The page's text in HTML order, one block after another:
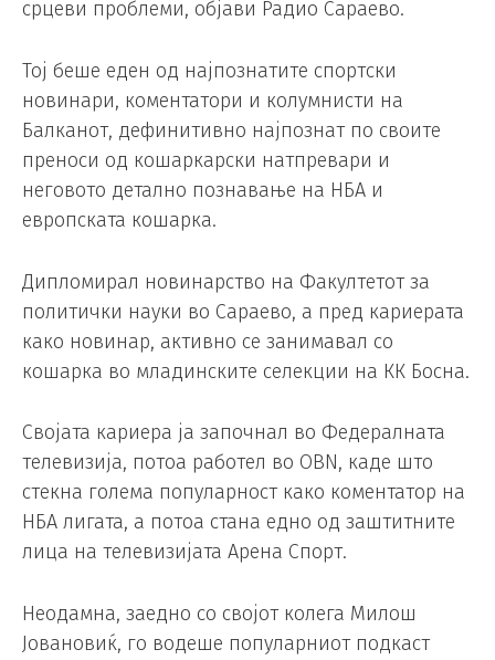
срцеви проблеми, објави Радио Сараево.
Тој беше еден од најпознатите спортски
новинари, коментатори и колумнисти на
Балканот, дефинитивно најпознат по своите
преноси од кошаркарски натпревари и
неговото детално познавање на НБА и
европската кошарка.
Дипломирал новинарство на Факултетот за
политички науки во Сараево, а пред кариерата
како новинар, активно се занимавал со
кошарка во младинските селекции на КК Босна.
Својата кариера ја започнал во Федералната
телевизија, потоа работел во OBN, каде што
стекна голема популарност како коментатор на
НБА лигата, а потоа стана едно од заштитните
лица на телевизијата Арена Спорт.
Неодамна, заедно со својот колега Милош
Јовановиќ, го водеше популарниот подкаст